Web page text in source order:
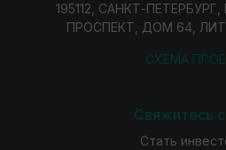
195112, САНКТ-
ПРОСПЕКТ, ДОМ 64,
СХЕМА
Свяжитесь
Стать